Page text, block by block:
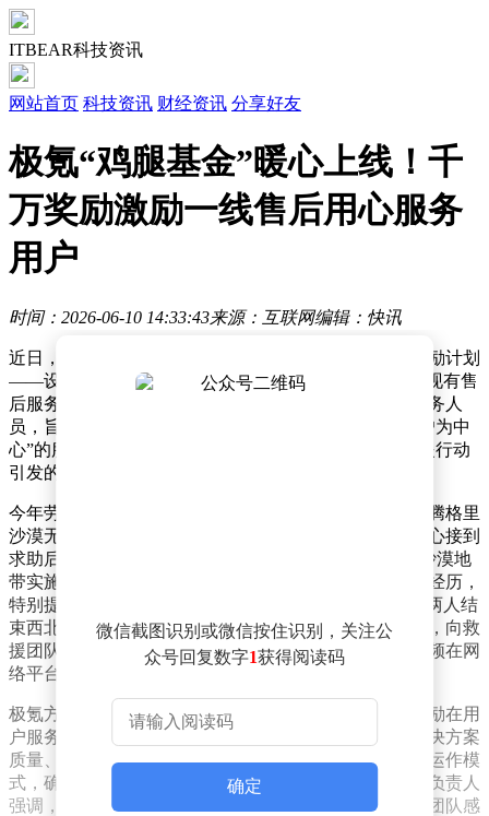
ITBEAR科技资讯
网站首页 科技资讯 财经资讯 分享好友
极氪“鸡腿基金”暖心上线！千
万奖励激励一线售后用心服务
用户
时间：2026-06-10 14:33:43来源：互联网编辑：快讯
近日，新能源汽车品牌极氪宣布推出一项特别的员工激励计划
——设立总额达1000万元的“鸡腿基金”。该基金将作为现有售
后服务激励体系的补充，面向全国6000余名一线售后服务人
员，旨在通过物质奖励激发团队服务热情，强化“以用户为中
心”的服务理念。这一举措源于一场跨越千里的暖心救援行动
引发的社会关注。
今年劳动节假期期间，极氪车主周女士与丈夫张先生在腾格里
沙漠无人区遭遇车辆爆胎困境。银川金凤极氪家服务中心接到
求助后，迅速组建专业救援团队，驱车300余公里穿越沙漠地
带实施救援。获救后，这对夫妻在社交平台分享了这段经历，
特别提到“必须给极氪家加鸡腿”的感慨。为表达谢意，两人结
束西北自驾行程后，专程从喀什驱车3200公里返回银川，向救
援团队赠送了创意十足的鸡腿花束和两只活鸡，相关视频在网
络平台引发广泛传播。
极氪方面表示，此次设立的专项基金将主要用于日常奖励在用
户服务中表现突出的员工，奖励标准涵盖响应速度、解决方案
质量、用户满意度等多个维度。基金管理将采取透明化运作模
式，确保每笔奖励都能精准激励到一线服务人员。公司负责人
强调，希望通过这种更具温度的激励方式，让售后服务团队感
微信截图识别或微信按住识别，关注公
众号回复数字1获得阅读码
确定